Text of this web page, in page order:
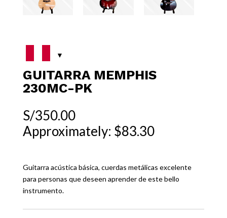
GUITARRA MEMPHIS
230MC-PK
S/350.00
Approximately: $83.30
Guitarra acústica básica, cuerdas metálicas excelente
para personas que deseen aprender de este bello
instrumento.